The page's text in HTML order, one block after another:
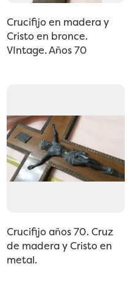
Crucifijo en madera y
Cristo en bronce.
VIntage. Años 70
Crucifijo años 70. Cruz
de madera y Cristo en
metal.